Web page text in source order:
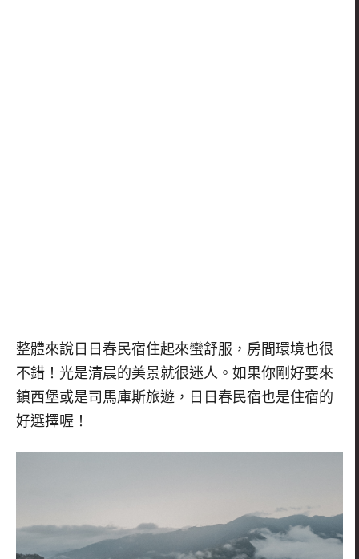
整體來說日日春民宿住起來蠻舒服，房間環境也很
不錯！光是清晨的美景就很迷人。如果你剛好要來
鎮西堡或是司馬庫斯旅遊，日日春民宿也是住宿的
好選擇喔！